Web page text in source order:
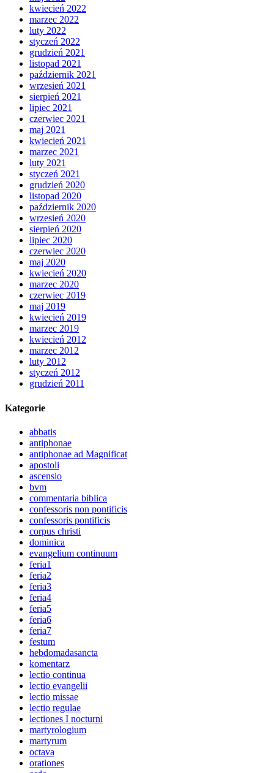
kwiecień 2022
marzec 2022
luty 2022
styczeń 2022
grudzień 2021
listopad 2021
październik 2021
wrzesień 2021
sierpień 2021
lipiec 2021
czerwiec 2021
maj 2021
kwiecień 2021
marzec 2021
luty 2021
styczeń 2021
grudzień 2020
listopad 2020
październik 2020
wrzesień 2020
sierpień 2020
lipiec 2020
czerwiec 2020
maj 2020
kwiecień 2020
marzec 2020
czerwiec 2019
maj 2019
kwiecień 2019
marzec 2019
kwiecień 2012
marzec 2012
luty 2012
styczeń 2012
grudzień 2011
Kategorie
abbatis
antiphonae
antiphonae ad Magnificat
apostoli
ascensio
bvm
commentaria biblica
confessoris non pontificis
confessoris pontificis
corpus christi
dominica
evangelium continuum
feria1
feria2
feria3
feria4
feria5
feria6
feria7
festum
hebdomadasancta
komentarz
lectio continua
lectio evangelii
lectio missae
lectio regulae
lectiones I nocturni
martyrologium
martyrum
octava
orationes